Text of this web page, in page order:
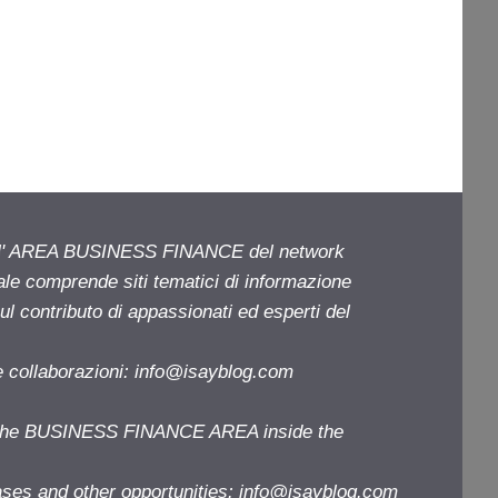
BUSINESS FINANCE del network
comprende siti tematici di informazione
contributo di appassionati ed esperti del
collaborazioni: info@isayblog.com
BUSINESS FINANCE AREA inside the
and other opportunities: info@isayblog.com